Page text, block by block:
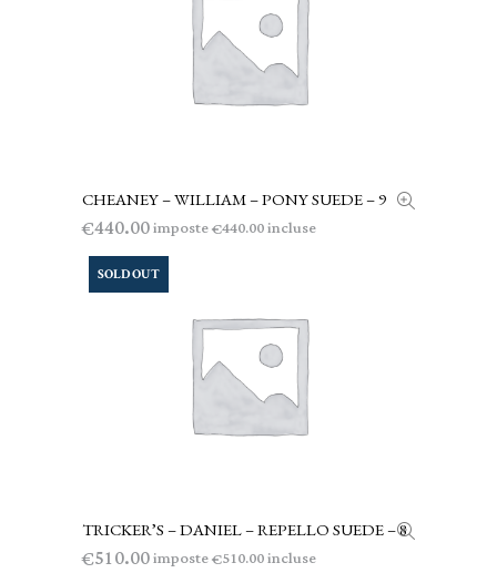
AGGIUNGI AL CARRELLO
CHEANEY – WILLIAM – PONY SUEDE – 9
€440.00imposte€440.00incluse
SOLD OUT
LEGGI TUTTO
TRICKER’S – DANIEL – REPELLO SUEDE – 8
€510.00imposte€510.00incluse